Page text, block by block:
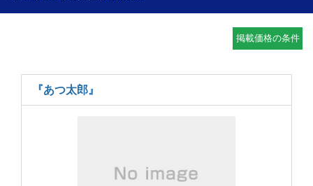
掲載価格の条件
『あつ太郎』